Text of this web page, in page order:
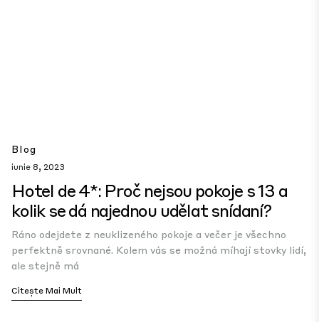
Blog
iunie 8, 2023
Hotel de 4*: Proč nejsou pokoje s 13 a
kolik se dá najednou udělat snídaní?
Ráno odejdete z neuklizeného pokoje a večer je všechno
perfektně srovnané. Kolem vás se možná míhají stovky lidí,
ale stejně má
Citește Mai Mult